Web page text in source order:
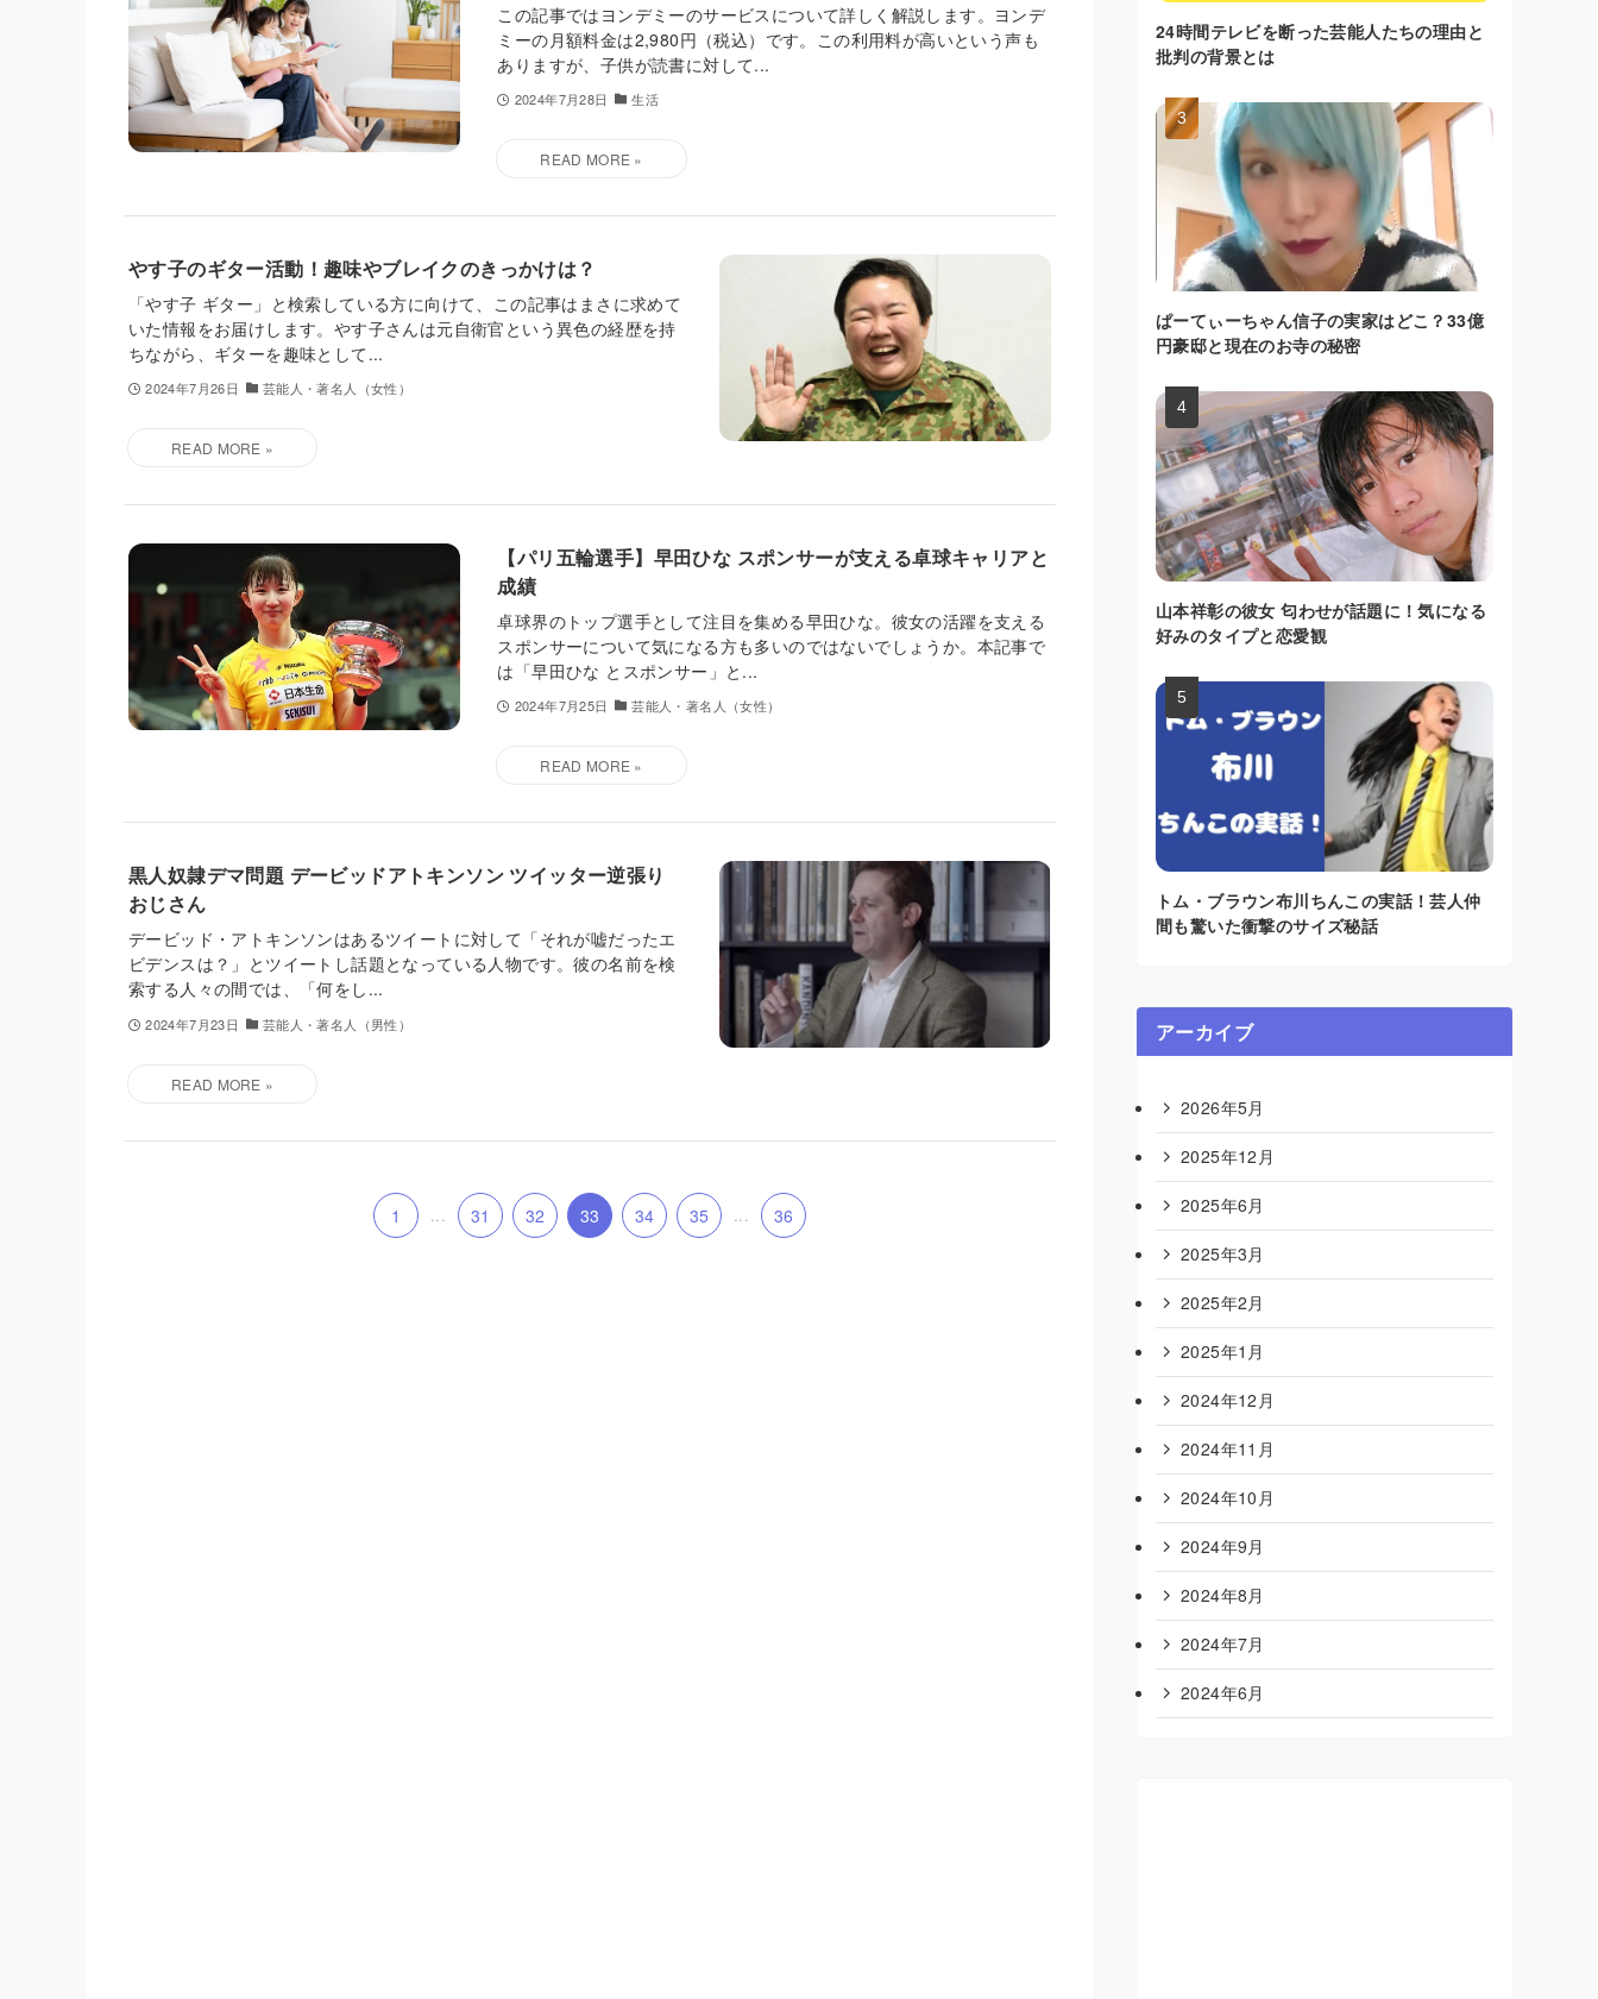
この記事ではヨンデミーのサービスについて詳しく解説します。ヨンデ
ミーの月額料金は2,980円（税込）です。この利用料が高いという声も
ありますが、子供が読書に対して...
2024年7月28日 生活
やす子のギター活動！趣味やブレイクのきっかけは？
「やす子 ギター」と検索している方に向けて、この記事はまさに求めて
いた情報をお届けします。やす子さんは元自衛官という異色の経歴を持
ちながら、ギターを趣味として...
2024年7月26日 芸能人・著名人（女性）
【パリ五輪選手】早田ひな スポンサーが支える卓球キャリアと
成績
卓球界のトップ選手として注目を集める早田ひな。彼女の活躍を支える
スポンサーについて気になる方も多いのではないでしょうか。本記事で
は「早田ひな とスポンサー」と...
2024年7月25日 芸能人・著名人（女性）
黒人奴隷デマ問題 デービッドアトキンソン ツイッター逆張り
おじさん
デービッド・アトキンソンはあるツイートに対して「それが嘘だったエ
ビデンスは？」とツイートし話題となっている人物です。彼の名前を検
索する人々の間では、「何をし...
2024年7月23日 芸能人・著名人（男性）
1 ... 31 32 33 34 35 ... 36
24時間テレビを断った芸能人たちの理由と
批判の背景とは
ぱーてぃーちゃん信子の実家はどこ？33億
円豪邸と現在のお寺の秘密
山本祥彰の彼女 匂わせが話題に！気になる
好みのタイプと恋愛観
トム・ブラウン布川ちんこの実話！芸人仲
間も驚いた衝撃のサイズ秘話
アーカイブ
2026年5月
2025年12月
2025年6月
2025年3月
2025年2月
2025年1月
2024年12月
2024年11月
2024年10月
2024年9月
2024年8月
2024年7月
2024年6月